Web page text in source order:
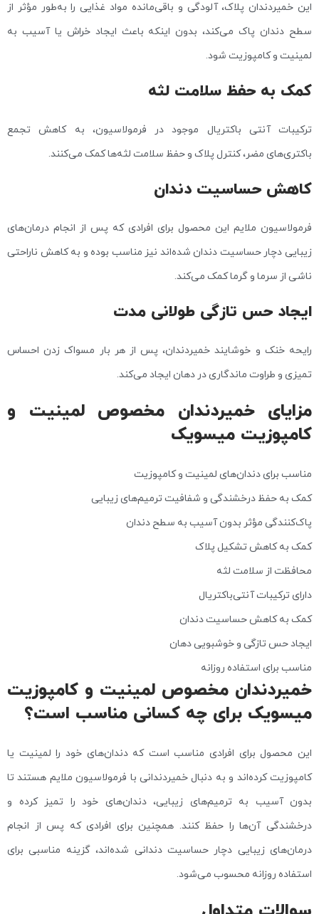
این خمیردندان پلاک، آلودگی و باقی‌مانده مواد غذایی را به‌طور مؤثر از
سطح دندان پاک می‌کند، بدون اینکه باعث ایجاد خراش یا آسیب به
لمینیت و کامپوزیت شود.
کمک به حفظ سلامت لثه
ترکیبات آنتی‌ باکتریال موجود در فرمولاسیون، به کاهش تجمع
باکتری‌های مضر، کنترل پلاک و حفظ سلامت لثه‌ها کمک می‌کنند.
کاهش حساسیت دندان
فرمولاسیون ملایم این محصول برای افرادی که پس از انجام درمان‌های
زیبایی دچار حساسیت دندان شده‌اند نیز مناسب بوده و به کاهش ناراحتی
ناشی از سرما و گرما کمک می‌کند.
ایجاد حس تازگی طولانی‌ مدت
رایحه خنک و خوشایند خمیردندان، پس از هر بار مسواک زدن احساس
تمیزی و طراوت ماندگاری در دهان ایجاد می‌کند.
مزایای خمیردندان مخصوص لمینیت و
کامپوزیت میسویک
مناسب برای دندان‌های لمینیت و کامپوزیت
کمک به حفظ درخشندگی و شفافیت ترمیم‌های زیبایی
پاک‌کنندگی مؤثر بدون آسیب به سطح دندان
کمک به کاهش تشکیل پلاک
محافظت از سلامت لثه
دارای ترکیبات آنتی‌باکتریال
کمک به کاهش حساسیت دندان
ایجاد حس تازگی و خوشبویی دهان
مناسب برای استفاده روزانه
خمیردندان مخصوص لمینیت و کامپوزیت
میسویک برای چه کسانی مناسب است؟
این محصول برای افرادی مناسب است که دندان‌های خود را لمینیت یا
کامپوزیت کرده‌اند و به دنبال خمیردندانی با فرمولاسیون ملایم هستند تا
بدون آسیب به ترمیم‌های زیبایی، دندان‌های خود را تمیز کرده و
درخشندگی آن‌ها را حفظ کنند. همچنین برای افرادی که پس از انجام
درمان‌های زیبایی دچار حساسیت دندانی شده‌اند، گزینه مناسبی برای
استفاده روزانه محسوب می‌شود.